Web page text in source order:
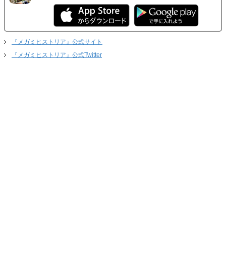
『メガミヒストリア』公式サイト
『メガミヒストリア』公式Twitter